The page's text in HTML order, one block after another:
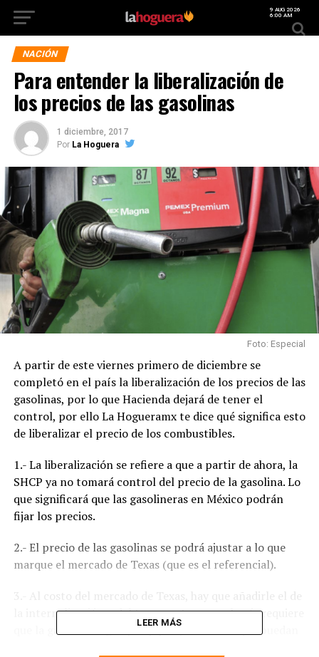
9 AUG 2026
6:00 AM
NACIÓN
Para entender la liberalización de
los precios de las gasolinas
1 diciembre, 2017
Por La Hoguera
Foto: Especial
A partir de este viernes primero de diciembre se
completó en el país la liberalización de los precios de las
gasolinas, por lo que Hacienda dejará de tener el
control, por ello La Hogueramx te dice qué significa esto
de liberalizar el precio de los combustibles.
1.- La liberalización se refiere a que a partir de ahora, la
SHCP ya no tomará control del precio de la gasolina. Lo
que significará que las gasolineras en México podrán
fijar los precios.
2.- El precio de las gasolinas se podrá ajustar a lo que
marque el mercado de Texas (que es el referencial).
3.- Al costo del mercado de Texas, hay que añadirle el de
la internalización o del transporte, pues el país requiere
que la gasolina llegue por pipas y camiones que puedan
LEER MÁS